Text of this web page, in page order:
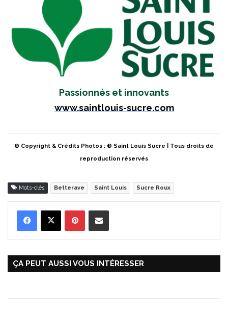
Passionnés et innovants
www.saintlouis-sucre.com
© Copyright & Crédits Photos : © Saint Louis Sucre | Tous droits de
reproduction réservés
Mots-clés Betterave Saint Louis Sucre Roux
ÇA PEUT AUSSI VOUS INTÉRESSER